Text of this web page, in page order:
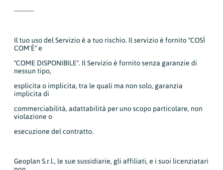
----------
Il tuo uso del Servizio è a tuo rischio. Il servizio è fornito "COSÌ
COM'È" e
"COME DISPONIBILE". Il Servizio è fornito senza garanzie di
nessun tipo,
esplicita o implicita, tra le quali ma non solo, garanzia
implicita di
commerciabilità, adattabilità per uno scopo particolare, non
violazione o
esecuzione del contratto.
Geoplan S.r.l., le sue sussidiarie, gli affiliati, e i suoi licenziatari